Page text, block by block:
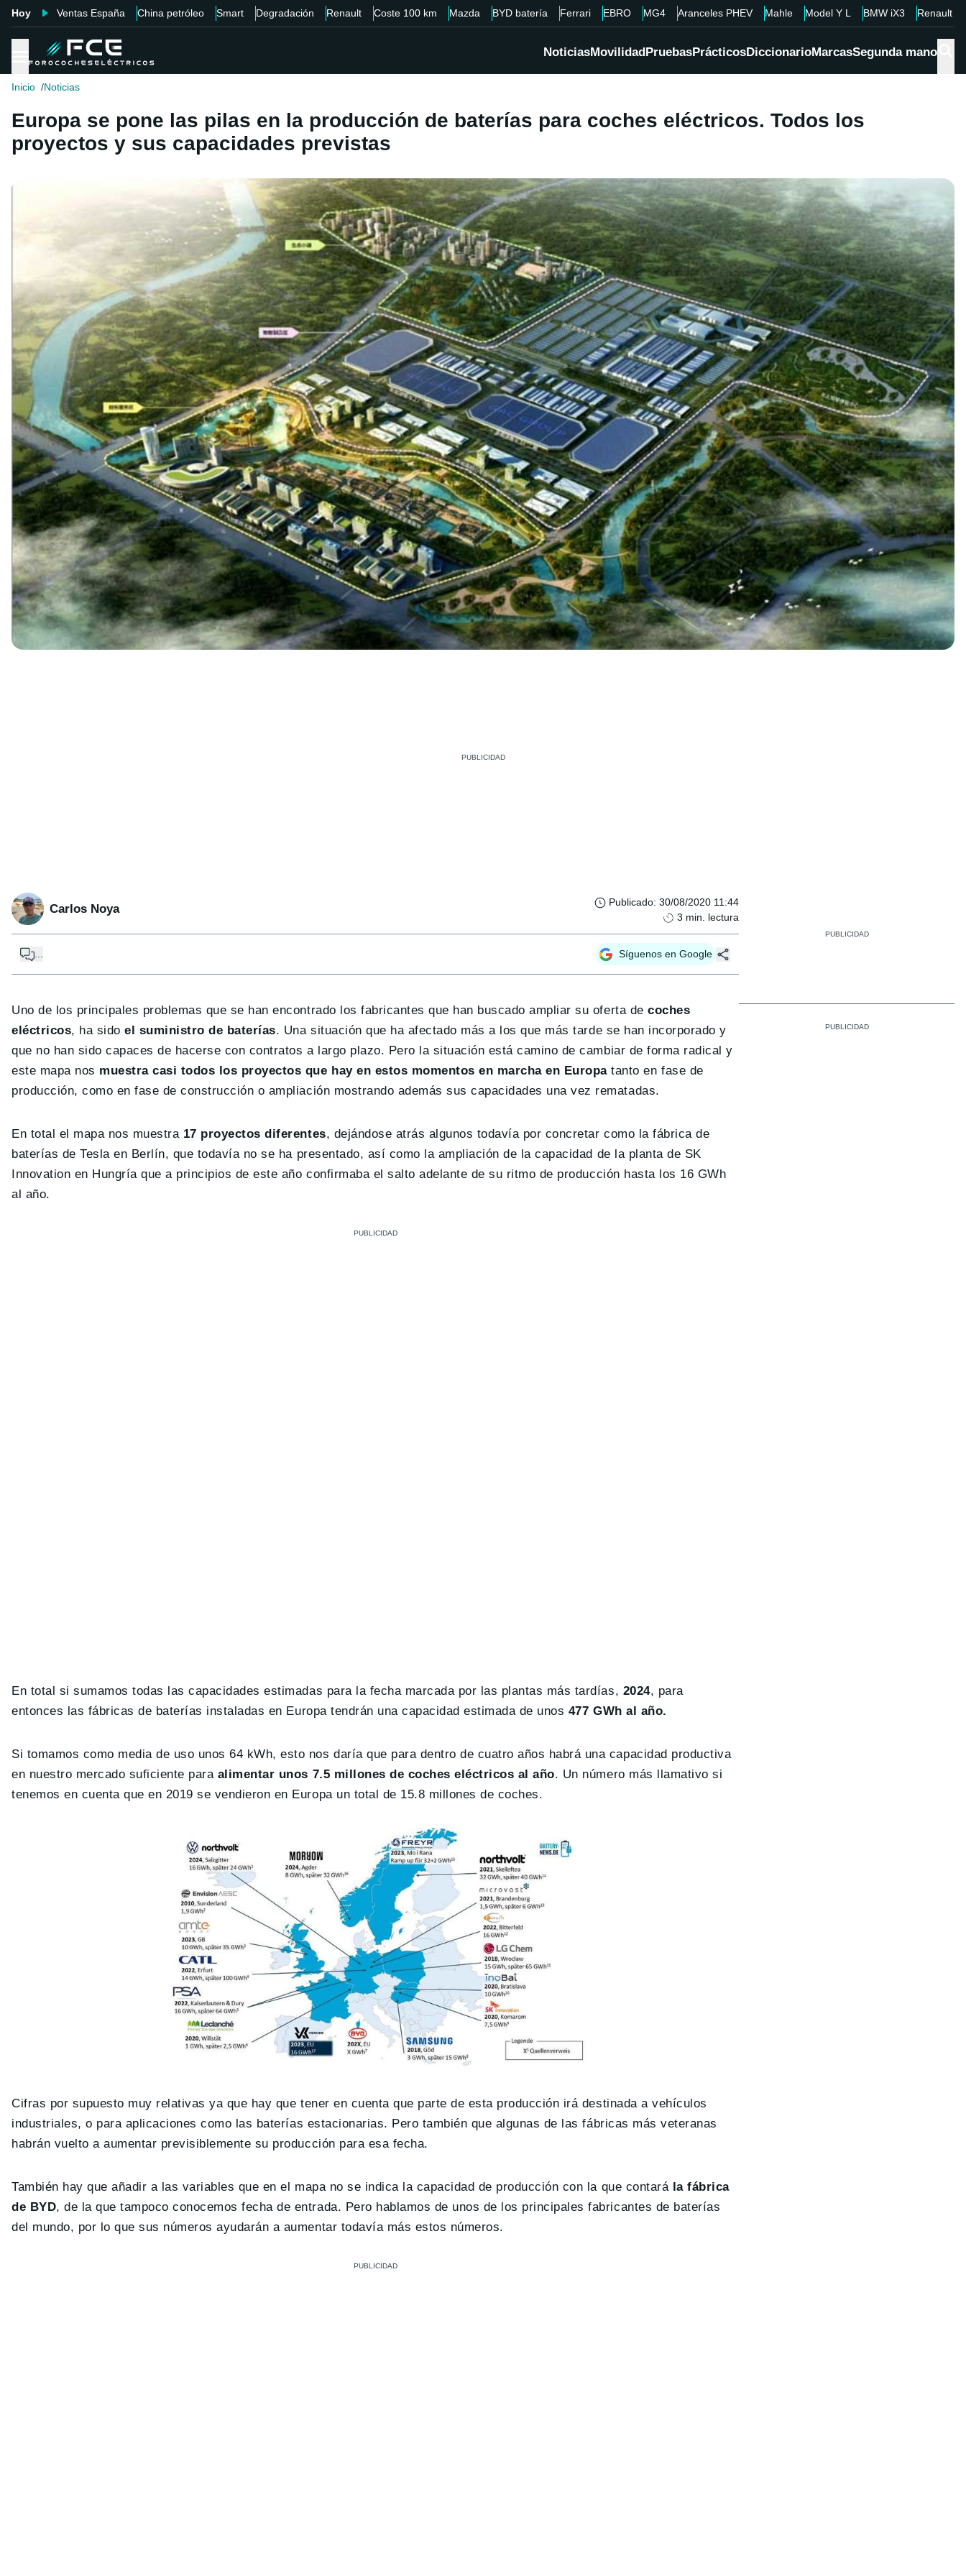
Hoy Ventas España China petróleo Smart Degradación Renault Coste 100 km Mazda BYD batería Ferrari EBRO MG4 Aranceles PHEV Mahle Model Y L BMW iX3 Renault
NoticiasMovilidadPruebasPrácticosDiccionarioMarcasSegunda mano
Inicio Noticias
Europa se pone las pilas en la producción de baterías para coches eléctricos. Todos los
proyectos y sus capacidades previstas
Carlos Noya Publicado: 30/08/2020 11:44
3 min. lectura
Síguenos en Google
Uno de los principales problemas que se han encontrado los fabricantes que han buscado ampliar su oferta decoches
eléctricos, ha sidoel suministro de baterías. Una situación que ha afectado más a los que más tarde se han incorporado y
que no han sido capaces de hacerse con contratos a largo plazo. Pero la situación está camino de cambiar de forma radical y
este mapa nos muestra casi todos los proyectos que hay en estos momentos en marcha en Europatanto en fase de
producción, como en fase de construcción o ampliación mostrando además sus capacidades una vez rematadas.
En total el mapa nos muestra 17 proyectos diferentes, dejándose atrás algunos todavía por concretar como la fábrica de
baterías de Tesla en Berlín, que todavía no se ha presentado, así como la ampliación de la capacidad de la planta de SK
Innovation en Hungría que a principios de este año confirmaba el salto adelante de su ritmo de producción hasta los 16 GWh
al año.
En total si sumamos todas las capacidades estimadas para la fecha marcada por las plantas más tardías, 2024, para
entonces las fábricas de baterías instaladas en Europa tendrán una capacidad estimada de unos 477 GWh al año.
Si tomamos como media de uso unos 64 kWh, esto nos daría que para dentro de cuatro años habrá una capacidad productiva
en nuestro mercado suficiente para alimentar unos 7.5 millones de coches eléctricos al año. Un número más llamativo si
tenemos en cuenta que en 2019 se vendieron en Europa un total de 15.8 millones de coches.
Cifras por supuesto muy relativas ya que hay que tener en cuenta que parte de esta producción irá destinada a vehículos
industriales, o para aplicaciones como las baterías estacionarias. Pero también que algunas de las fábricas más veteranas
habrán vuelto a aumentar previsiblemente su producción para esa fecha.
También hay que añadir a las variables que en el mapa no se indica la capacidad de producción con la que contará la fábrica
de BYD, de la que tampoco conocemos fecha de entrada. Pero hablamos de unos de los principales fabricantes de baterías
del mundo, por lo que sus números ayudarán a aumentar todavía más estos números.